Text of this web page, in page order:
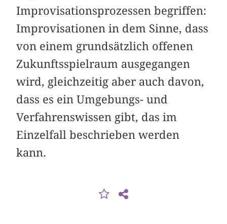
Improvisationsprozessen begriffen:
Improvisationen in dem Sinne, dass
von einem grundsätzlich offenen
Zukunftsspielraum ausgegangen
wird, gleichzeitig aber auch davon,
dass es ein Umgebungs- und
Verfahrenswissen gibt, das im
Einzelfall beschrieben werden
kann.